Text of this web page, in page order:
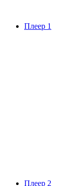
Плеер 1
Плеер 2